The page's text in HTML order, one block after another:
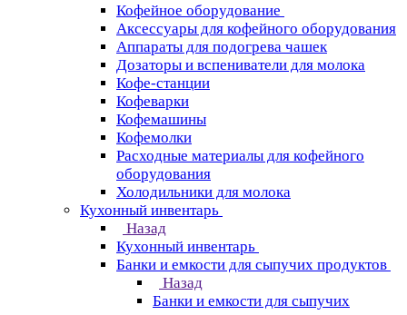
Кофейное оборудование
Аксессуары для кофейного оборудования
Аппараты для подогрева чашек
Дозаторы и вспениватели для молока
Кофе-станции
Кофеварки
Кофемашины
Кофемолки
Расходные материалы для кофейного
оборудования
Холодильники для молока
Кухонный инвентарь
Назад
Кухонный инвентарь
Банки и емкости для сыпучих продуктов
Назад
Банки и емкости для сыпучих